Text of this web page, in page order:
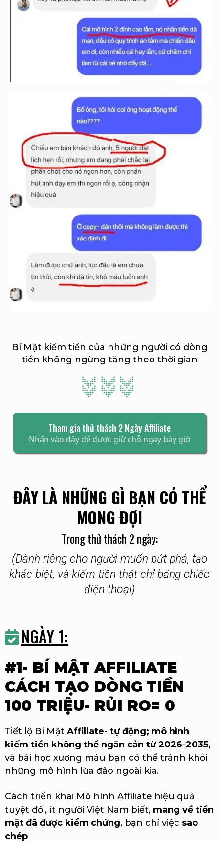
Bí Mật kiếm tiền của những người có dòng
tiền không ngừng tăng theo thời gian
Tham gia thử thách 2 Ngày Affiliate
Nhấn vào đây để được giữ chỗ ngay bây giờ
ĐÂY LÀ NHỮNG GÌ BẠN CÓ THỂ
MONG ĐỢI
Trong thử thách 2 ngày:
(Dành riêng cho người muốn bứt phá, tạo
khác biệt, và kiếm tiền thật chỉ bằng chiếc
điện thoại)
NGÀY 1:
#1- BÍ MẬT AFFILIATE
CÁCH TẠO DÒNG TIỀN
100 TRIỆU- RỦI RO= 0
Tiết lộ Bí Mật Affiliate- tự động; mô hình
kiếm tiền không thể ngăn cản từ 2026-2035,
và bài học xương máu bạn có thể tránh khỏi
những mô hình lừa đảo ngoài kia.
Cách triển khai Mô hình Affiliate hiệu quả
tuyệt đối, ít người Việt Nam biết, mang về tiền
mặt đã được kiểm chứng, bạn chỉ việc sao
chép